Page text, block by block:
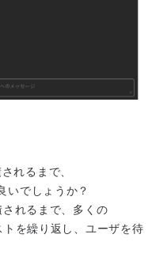
れるまで、
いでしょうか？
れるまで、多くの
を繰り返し、ユーザを待